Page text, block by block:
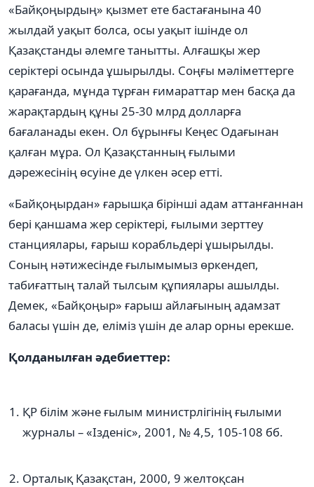
«Байқоңырдың» қызмет ете бастағанына 40
жылдай уақыт болса, осы уақыт ішінде ол
Қазақстанды әлемге танытты. Алғашқы жер
серіктері осында ұшырылды. Соңғы мәліметтерге
қарағанда, мұнда тұрған ғимараттар мен басқа да
жарақтардың құны 25-30 млрд долларға
бағаланады екен. Ол бұрынғы Кеңес Одағынан
қалған мұра. Ол Қазақстанның ғылыми
дәрежесінің өсуіне де үлкен әсер етті.
«Байқоңырдан» ғарышқа бірінші адам аттанғаннан
бері қаншама жер серіктері, ғылыми зерттеу
станциялары, ғарыш корабльдері ұшырылды.
Соның нәтижесінде ғылымымыз өркендеп,
табиғаттың талай тылсым құпиялары ашылды.
Демек, «Байқоңыр» ғарыш айлағының адамзат
баласы үшін де, еліміз үшін де алар орны ерекше.
Қолданылған әдебиеттер:
ҚР білім және ғылым министрлігінің ғылыми
журналы – «Ізденіс», 2001, № 4,5, 105-108 бб.
Орталық Қазақстан, 2000, 9 желтоқсан